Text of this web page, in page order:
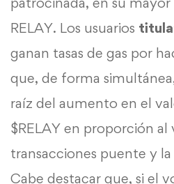
RELAY. Los usuarios
ganan tasas de gas por
que, de forma
raíz del aumento en el
$RELAY en proporción al
transacciones puente y
Cabe destacar que, si el